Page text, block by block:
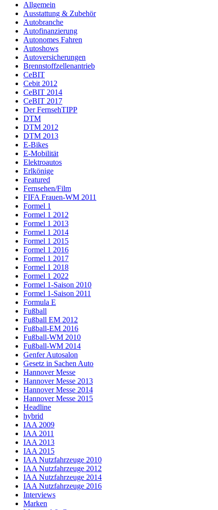
Allgemein
Ausstattung & Zubehör
Autobranche
Autofinanzierung
Autonomes Fahren
Autoshows
Autoversicherungen
Brennstoffzellenantrieb
CeBIT
Cebit 2012
CeBIT 2014
CeBIT 2017
Der FernsehTIPP
DTM
DTM 2012
DTM 2013
E-Bikes
E-Mobilität
Elektroautos
Erlkönige
Featured
Fernsehen/Film
FIFA Frauen-WM 2011
Formel 1
Formel 1 2012
Formel 1 2013
Formel 1 2014
Formel 1 2015
Formel 1 2016
Formel 1 2017
Formel 1 2018
Formel 1 2022
Formel 1-Saison 2010
Formel 1-Saison 2011
Formula E
Fußball
Fußball EM 2012
Fußball-EM 2016
Fußball-WM 2010
Fußball-WM 2014
Genfer Autosalon
Gesetz in Sachen Auto
Hannover Messe
Hannover Messe 2013
Hannover Messe 2014
Hannover Messe 2015
Headline
hybrid
IAA 2009
IAA 2011
IAA 2013
IAA 2015
IAA Nutzfahrzeuge 2010
IAA Nutzfahrzeuge 2012
IAA Nutzfahrzeuge 2014
IAA Nutzfahrzeuge 2016
Interviews
Marken